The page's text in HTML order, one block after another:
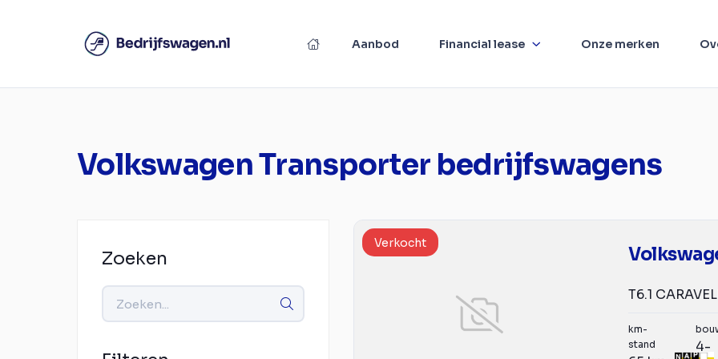
Aanbod Financial lease Onze merken
Volkswagen Transporter bedrijfswagens
Zoeken
Verkocht
km-
stand
4-